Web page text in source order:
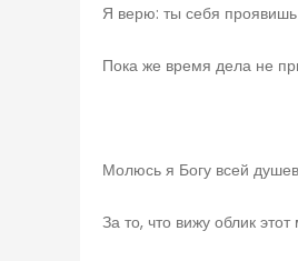
Я верю: ты себя
Пока же время дела не
Молюсь я Богу всей
За то, что вижу облик